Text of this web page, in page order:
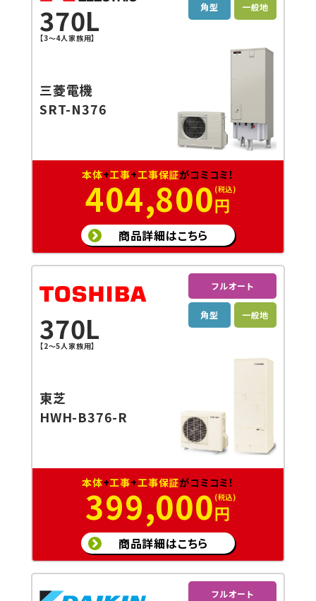
370L
【3～4人家族用】
角型 一般地
三菱電機
SRT-N376
本体+工事+工事保証がコミコミ！
404,800円
商品詳細はこちら
370L
【2～5人家族用】
フルオート
角型 一般地
東芝
HWH-B376-R
本体+工事+工事保証がコミコミ！
399,000円
商品詳細はこちら
フルオート